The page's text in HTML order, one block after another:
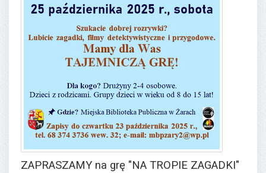
ZAPRASZAMY na grę "NA TROPIE ZAGADKI"